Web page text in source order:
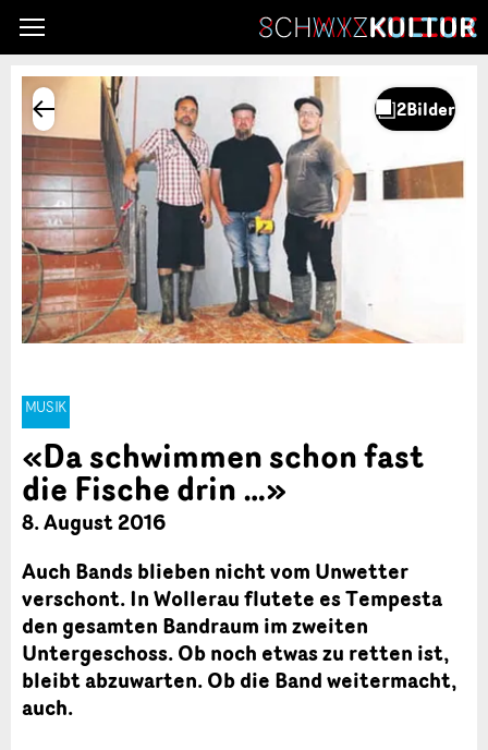
MUSIK
«Da schwimmen schon fast
die Fische drin …»
8. August 2016
Auch Bands blieben nicht vom Unwetter
verschont. In Wollerau flutete es Tempesta
den gesamten Bandraum im zweiten
Untergeschoss. Ob noch etwas zu retten ist,
bleibt abzuwarten. Ob die Band weitermacht,
auch.